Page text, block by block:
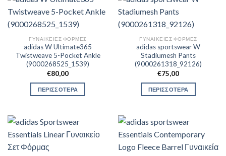
ΓΥΝΑΙΚΕΊΕΣ ΦΌΡΜΕΣ
adidas W Ultimate365
Twistweave 5-Pocket Ankle
(9000268525_1539)
€80,00
ΠΕΡΙΣΣΟΤΕΡΑ
ΓΥΝΑΙΚΕΊΕΣ ΦΌΡΜΕΣ
adidas sportswear W
Stadiumesh Pants
(9000261318_92126)
€75,00
ΠΕΡΙΣΣΟΤΕΡΑ